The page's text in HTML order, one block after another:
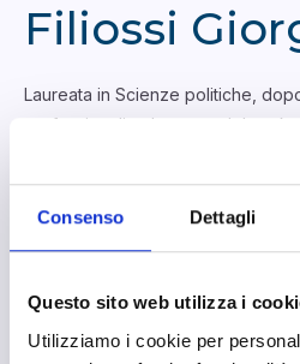
Consenso Dettagli
Questo sito web utilizza i
Utilizziamo i cookie per
Filiossi
Laureata in Scienze politiche,
professionali nel settore del
motivazionali, a seguito di una
“svoltare” la mia storia
trasformando in professione
scrittura.
Dopo aver completato il percorso
grafico.